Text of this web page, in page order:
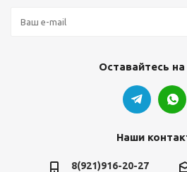
Оставайтесь на
Наши
8(921)916-20-27